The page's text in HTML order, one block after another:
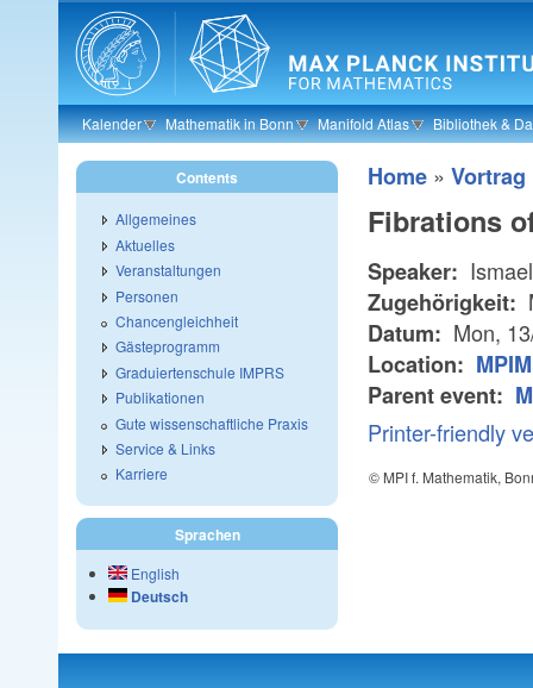
Skip to main content
Kalender Mathematik in Bonn Manifold Atlas Bibliothek &
Home » Vortrag
Fibrations
Speaker:
Zugehörigkeit:
Datum: Mon,
Location:
Parent event:
Printer-friendly
© MPI f. Mathematik,
Contents
Allgemeines
Aktuelles
Veranstaltungen
Personen
Chancengleichheit
Gästeprogramm
Graduiertenschule IMPRS
Publikationen
Gute wissenschaftliche Praxis
Service & Links
Karriere
Sprachen
English
Deutsch